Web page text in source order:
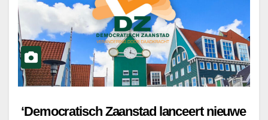
‘Democratisch Zaanstad lanceert nieuwe